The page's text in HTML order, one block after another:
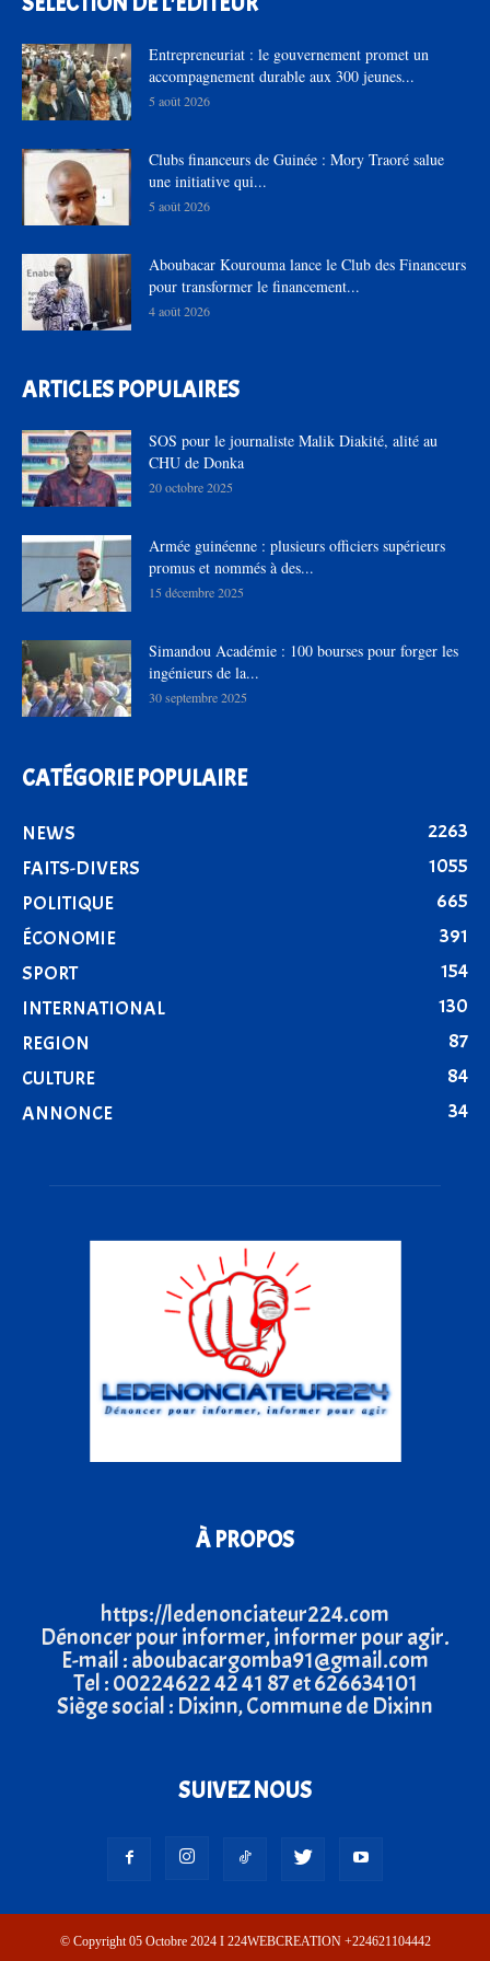
Entrepreneuriat : le gouvernement promet un
accompagnement durable aux 300 jeunes...
5 août 2026
Clubs financeurs de Guinée : Mory Traoré salue
une initiative qui...
5 août 2026
Aboubacar Kourouma lance le Club des Financeurs
pour transformer le financement...
4 août 2026
ARTICLES POPULAIRES
SOS pour le journaliste Malik Diakité, alité au
CHU de Donka
20 octobre 2025
Armée guinéenne : plusieurs officiers supérieurs
promus et nommés à des...
15 décembre 2025
Simandou Académie : 100 bourses pour forger les
ingénieurs de la...
30 septembre 2025
CATÉGORIE POPULAIRE
NEWS
2263
FAITS-DIVERS
1055
POLITIQUE
665
ÉCONOMIE
391
SPORT
154
INTERNATIONAL
130
REGION
87
CULTURE
84
ANNONCE
34
À PROPOS
https://ledenonciateur224.com
Dénoncer pour informer, informer pour agir.
E-mail : aboubacargomba91@gmail.com
Tel : 00224622 42 41 87 et 626634101
Siège social : Dixinn, Commune de Dixinn
SUIVEZ NOUS
© Copyright 05 Octobre 2024 I 224WEBCREATION +224621104442